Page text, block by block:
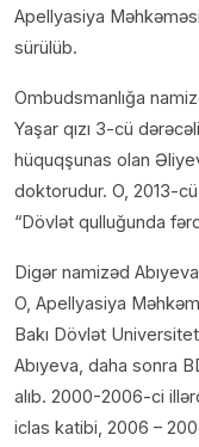
Apellyasiya
sürülüb.
Ombudsmanlığa
Yaşar qızı 3-cü
hüquqşunas olan
doktorudur. O, 2013-
“Dövlət qulluğunda
Digər namizəd
O, Apellyasiya
Bakı Dövlət
Abıyeva, daha sonra
alıb. 2000-2006-ci
iclas katibi, 2006 –